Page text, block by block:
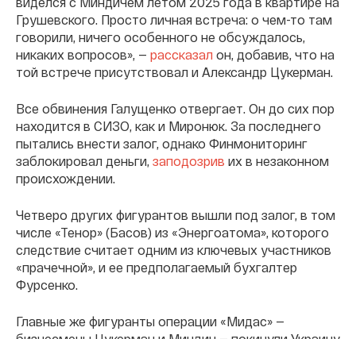
Грушевского. Просто личная встреча: о чем-то там
говорили, ничего особенного не обсуждалось,
никаких вопросов», — рассказал он, добавив, что на
той встрече присутствовал и Александр Цукерман.
Все обвинения Галущенко отвергает. Он до сих пор
находится в СИЗО, как и Миронюк. За последнего
пытались внести залог, однако Финмониторинг
заблокировал деньги, заподозрив их в незаконном
происхождении.
Четверо других фигурантов вышли под залог, в том
числе «Тенор» (Басов) из «Энергоатома», которого
следствие считает одним из ключевых участников
«прачечной», и ее предполагаемый бухгалтер
Фурсенко.
Главные же фигуранты операции «Мидас» —